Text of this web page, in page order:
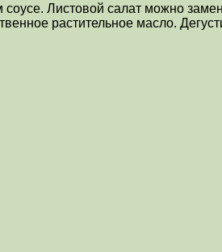
Листовой салат можно
растительное масло.